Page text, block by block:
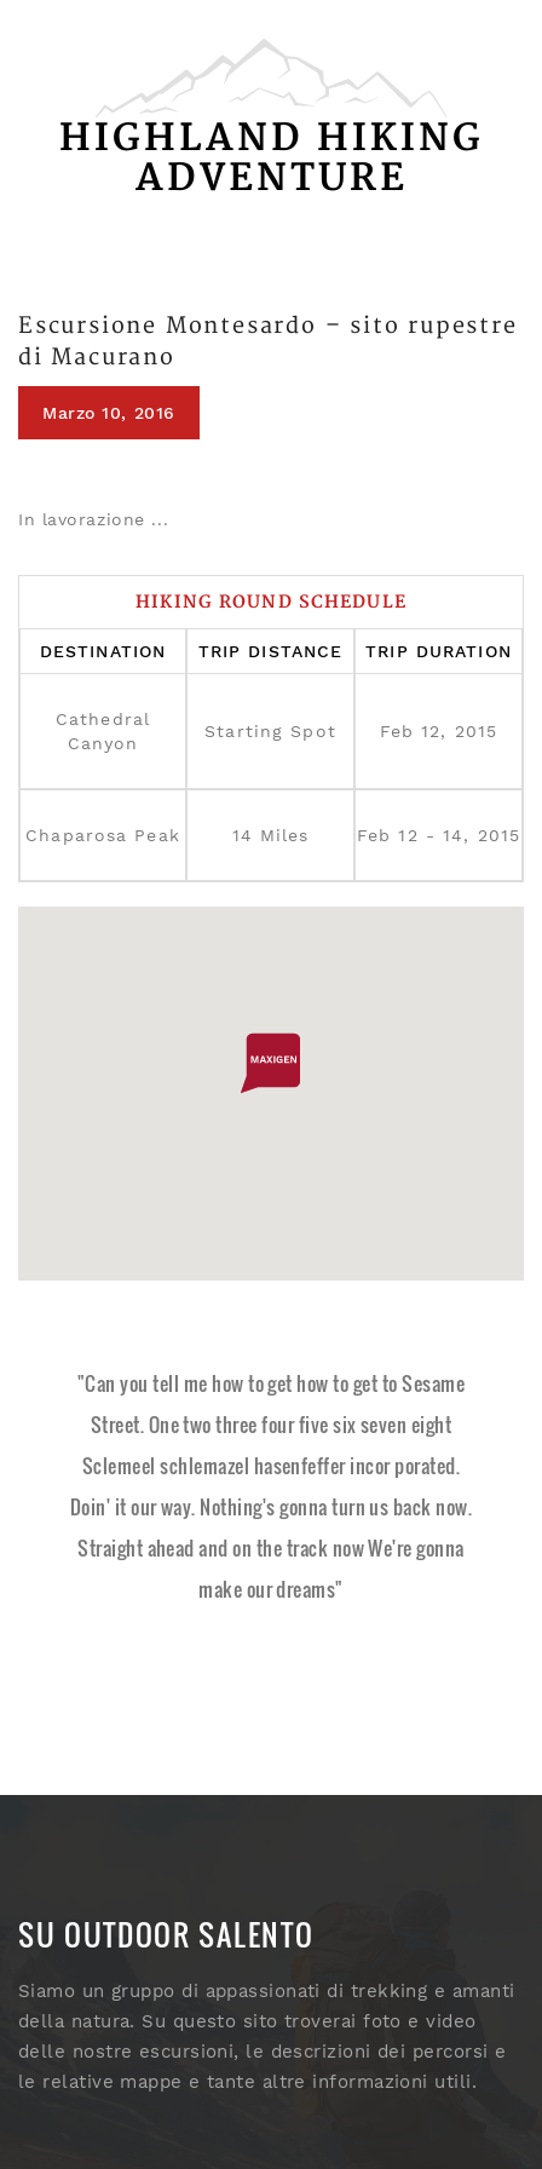
HIGHLAND HIKING
ADVENTURE
Escursione Montesardo – sito rupestre
di Macurano
Marzo 10, 2016
In lavorazione ...
HIKING ROUND SCHEDULE
DESTINATION TRIP DISTANCE TRIP DURATION
Cathedral
Canyon
Starting Spot Feb 12, 2015
Chaparosa Peak 14 Miles Feb 12 - 14, 2015
"Can you tell me how to get how to get to Sesame
Street. One two three four five six seven eight
Sclemeel schlemazel hasenfeffer incor porated.
Doin' it our way. Nothing's gonna turn us back now.
Straight ahead and on the track now We're gonna
make our dreams"
SU OUTDOOR SALENTO
Siamo un gruppo di appassionati di trekking e amanti
della natura. Su questo sito troverai foto e video
delle nostre escursioni, le descrizioni dei percorsi e
le relative mappe e tante altre informazioni utili.